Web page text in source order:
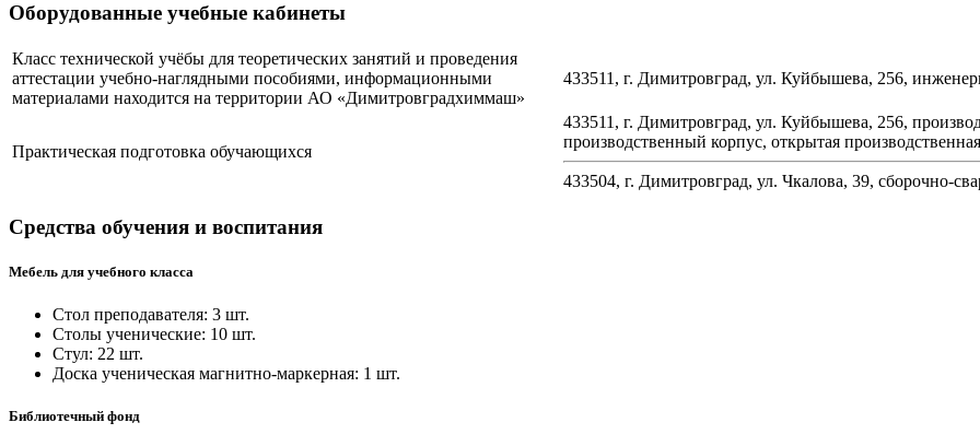
Оборудованные учебные кабинеты
Класс технической учёбы для теоретических занятий и проведения
аттестации учебно-наглядными пособиями, информационными
материалами находится на территории АО «Димитровградхиммаш»
433511, г. Димитровград, ул. Куйбышева, 256,
Практическая подготовка обучающихся
433511, г. Димитровград, ул. Куйбышева, 256,
производственный корпус, открытая
433504, г. Димитровград, ул. Чкалова, 39, сборочно-
Средства обучения и воспитания
Мебель для учебного класса
Стол преподавателя: 3 шт.
Столы ученические: 10 шт.
Стул: 22 шт.
Доска ученическая магнитно-маркерная: 1 шт.
Библиотечный фонд